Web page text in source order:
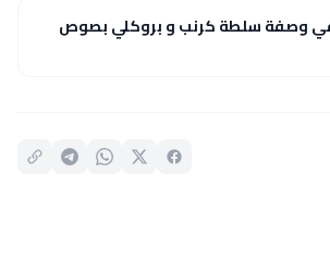
وصفة سلطة كرنب و بروكلي بصوص